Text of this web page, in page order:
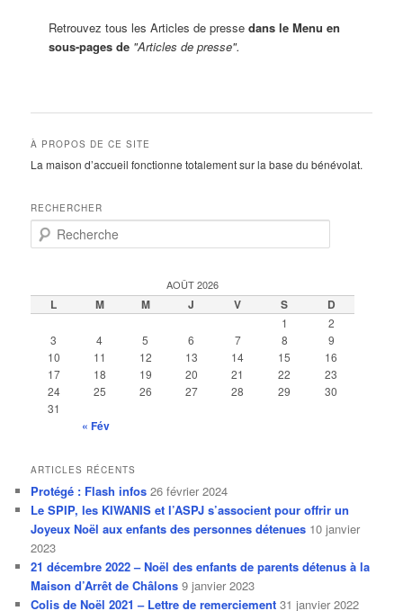
Retrouvez tous les Articles de pressedans le Menu en
sous-pages de "Articles de presse".
À PROPOS DE CE SITE
La maison d’accueil fonctionne totalement sur la base du bénévolat.
RECHERCHER
e
e
r
AOÛT 2026
L M M J V S D
1
2
3
4 5 6 7 8
9
10
11 12 13 14 15
16
17
18 19 20 21 22
23
24
25 26 27 28 29
30
31
« Fév
ARTICLES RÉCENTS
Protégé : Flash infos 26 février 2024
Le SPIP, les KIWANIS et l’ASPJ s’associent pour offrir un
Joyeux Noël aux enfants des personnes détenues 10 janvier
2023
21 décembre 2022 – Noël des enfants de parents détenus à la
Maison d’Arrêt de Châlons 9 janvier 2023
Colis de Noël 2021 – Lettre de remerciement 31 janvier 2022